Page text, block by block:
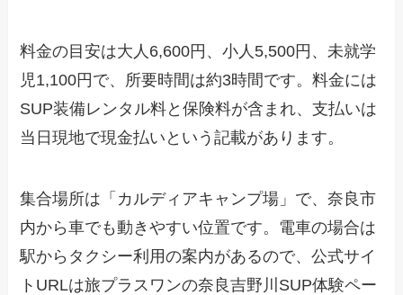
料金の目安は大人6,600円、小人5,500円、未就学
児1,100円で、所要時間は約3時間です。料金には
SUP装備レンタル料と保険料が含まれ、支払いは
当日現地で現金払いという記載があります。
集合場所は「カルディアキャンプ場」で、奈良市
内から車でも動きやすい位置です。電車の場合は
駅からタクシー利用の案内があるので、公式サイ
トURLは旅プラスワンの奈良吉野川SUP体験ペー